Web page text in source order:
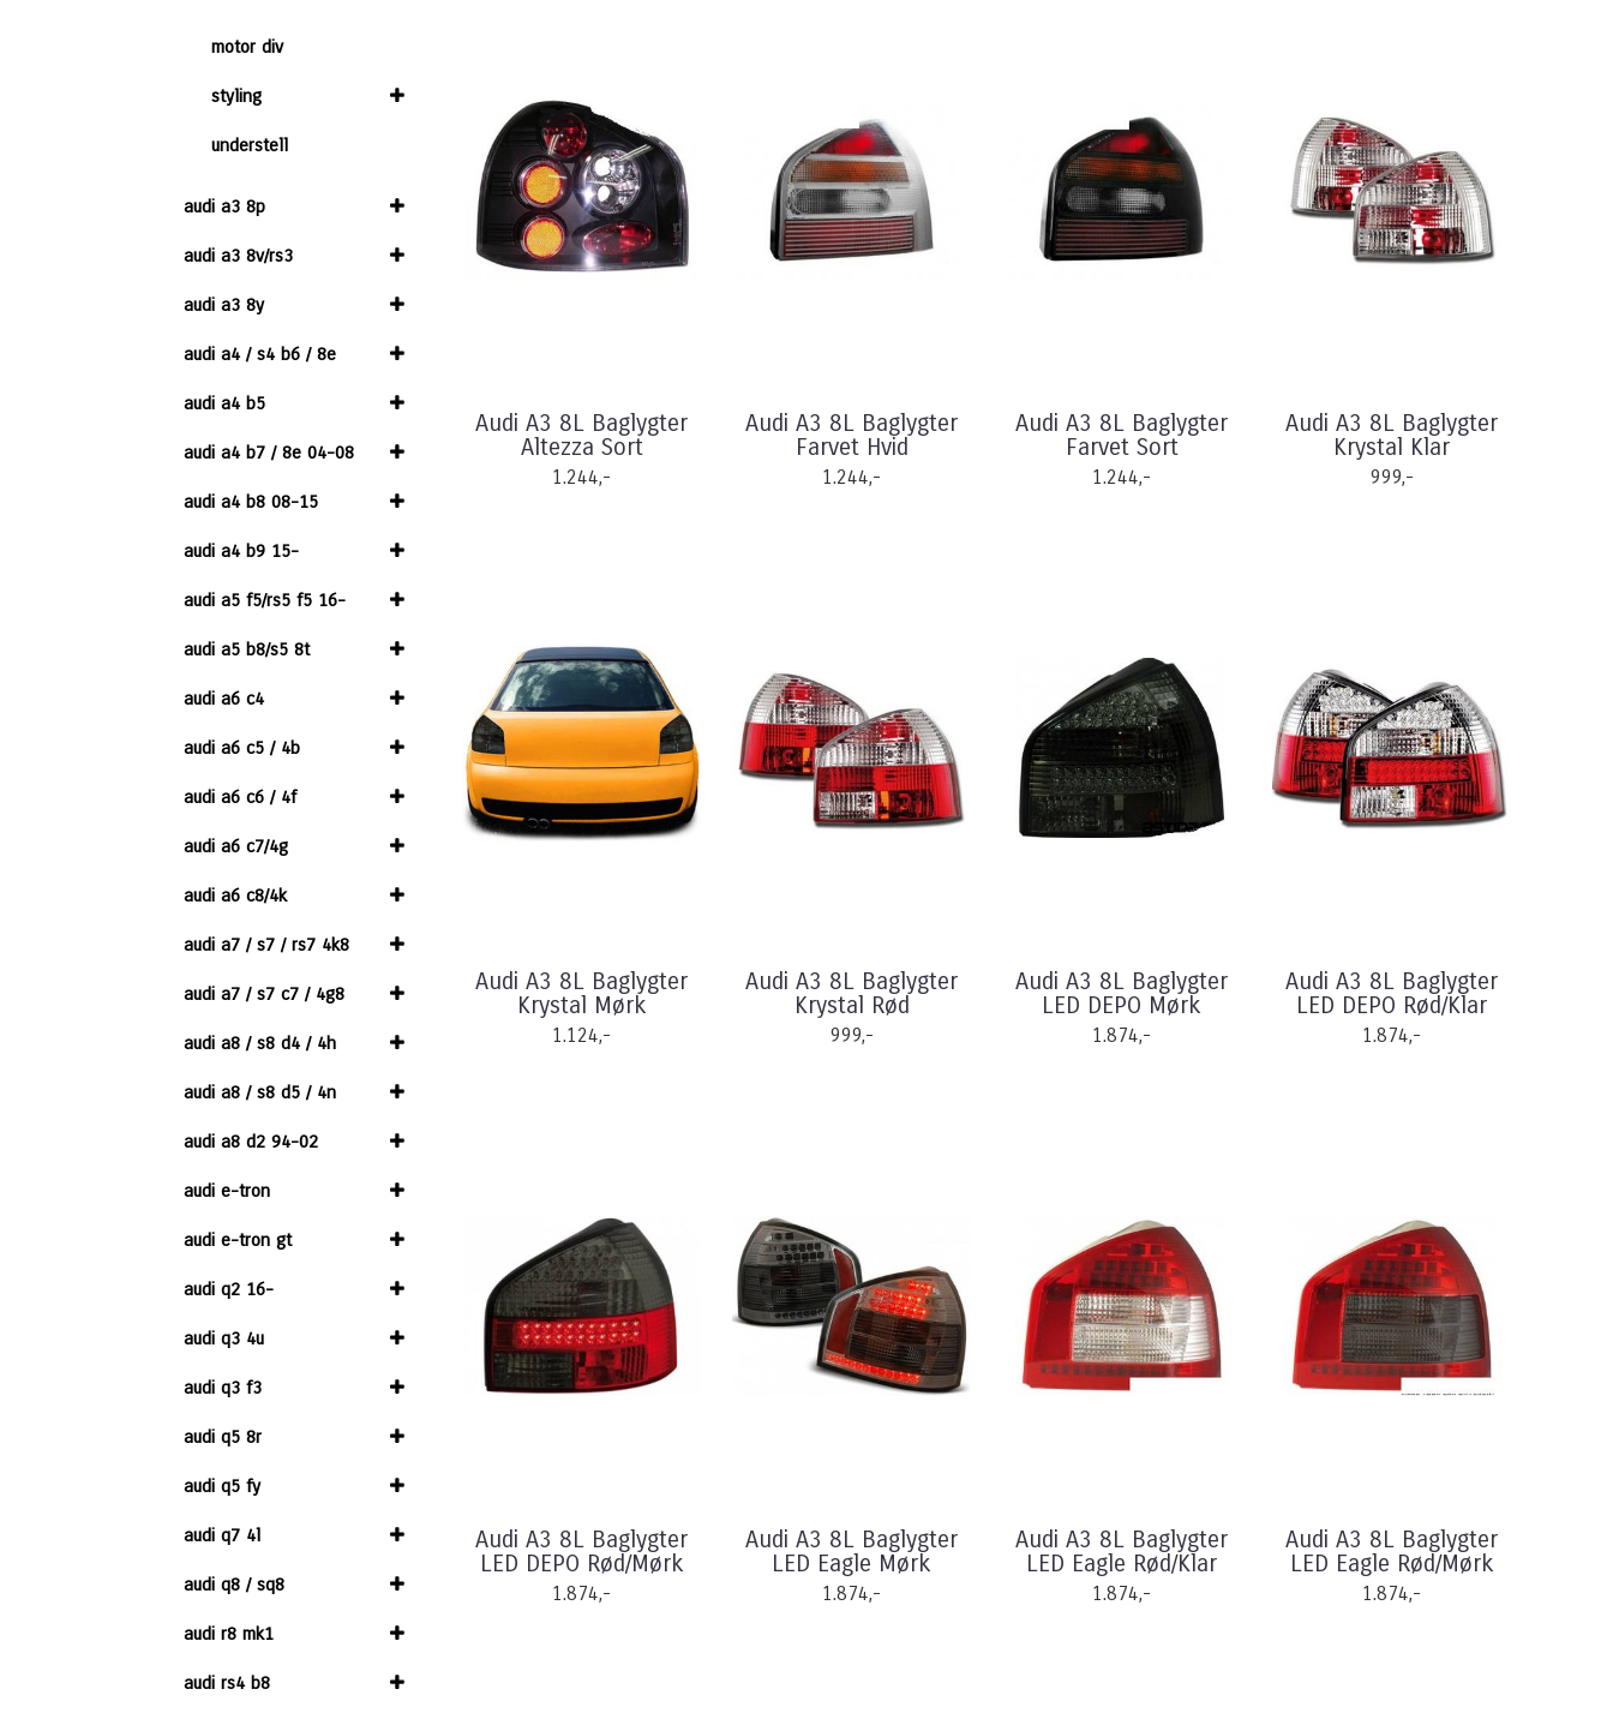
motor div
styling
understell
audi a3 8p
audi a3 8v/rs3
audi a3 8y
audi a4 / s4 b6 / 8e
audi a4 b5
audi a4 b7 / 8e 04-08
audi a4 b8 08-15
audi a4 b9 15-
audi a5 f5/rs5 f5 16-
audi a5 b8/s5 8t
audi a6 c4
audi a6 c5 / 4b
audi a6 c6 / 4f
audi a6 c7/4g
audi a6 c8/4k
audi a7 / s7 / rs7 4k8
audi a7 / s7 c7 / 4g8
audi a8 / s8 d4 / 4h
audi a8 / s8 d5 / 4n
audi a8 d2 94-02
audi e-tron
audi e-tron gt
audi q2 16-
audi q3 4u
audi q3 f3
audi q5 8r
audi q5 fy
audi q7 4l
audi q8 / sq8
audi r8 mk1
audi rs4 b8
Audi A3 8L Baglygter
Altezza Sort
1.244,-
Audi A3 8L Baglygter
Farvet Hvid
1.244,-
Audi A3 8L Baglygter
Farvet Sort
1.244,-
Audi A3 8L Baglygter
Krystal Klar
999,-
Audi A3 8L Baglygter
Krystal Mørk
1.124,-
Audi A3 8L Baglygter
Krystal Rød
999,-
Audi A3 8L Baglygter
LED DEPO Mørk
1.874,-
Audi A3 8L Baglygter
LED DEPO Rød/Klar
1.874,-
Audi A3 8L Baglygter
LED DEPO Rød/Mørk
1.874,-
Audi A3 8L Baglygter
LED Eagle Mørk
1.874,-
Audi A3 8L Baglygter
LED Eagle Rød/Klar
1.874,-
Audi A3 8L Baglygter
LED Eagle Rød/Mørk
1.874,-